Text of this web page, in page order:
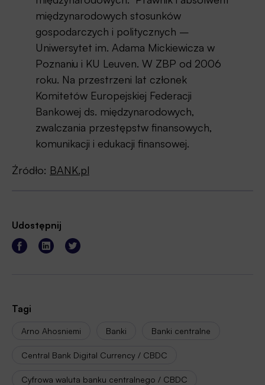
międzynarodowych stosunków
gospodarczych i politycznych –
Uniwersytet im. Adama Mickiewicza w
Poznaniu i KU Leuven. W ZBP od 2006
roku. Na przestrzeni lat członek
Komitetów Europejskiej Federacji
Bankowej ds. międzynarodowych,
zwalczania przestępstw finansowych,
komunikacji i edukacji finansowej.
Źródło: BANK.pl
Udostępnij
Tagi
Arno Ahosniemi Banki Banki centralne
Central Bank Digital Currency / CBDC
Cyfrowa waluta banku centralnego / CBDC